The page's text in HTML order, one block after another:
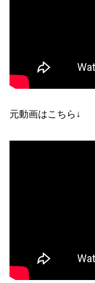
元動画はこちら↓